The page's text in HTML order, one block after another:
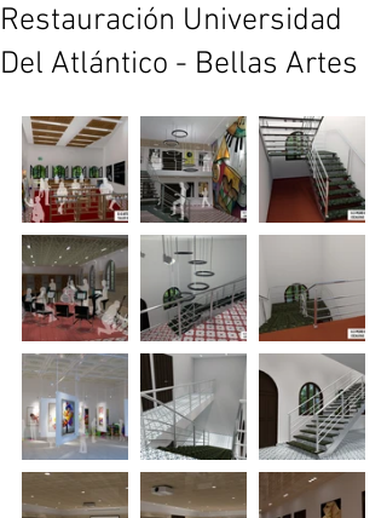
Restauración Universidad
Del Atlántico - Bellas Artes